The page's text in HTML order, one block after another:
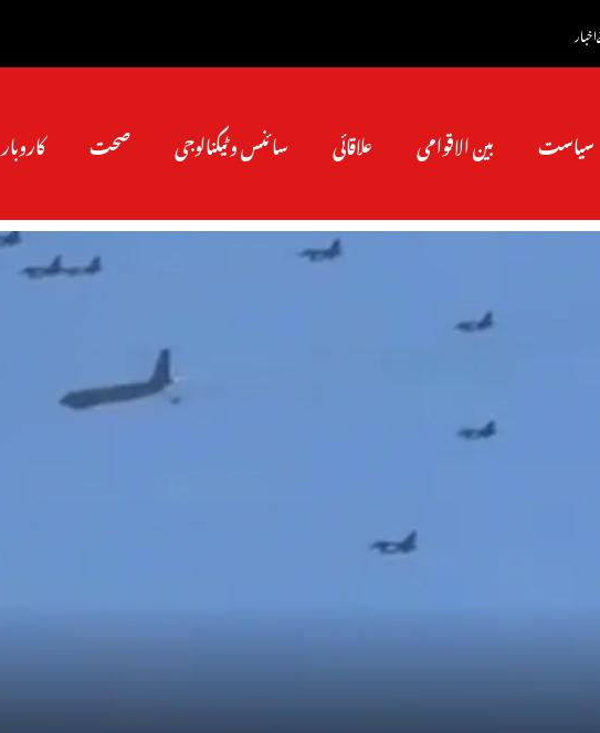
اخبار
سیاست بین الاقوامی علاقائی سائنس و ٹیکنالوجی صحت کاروبار